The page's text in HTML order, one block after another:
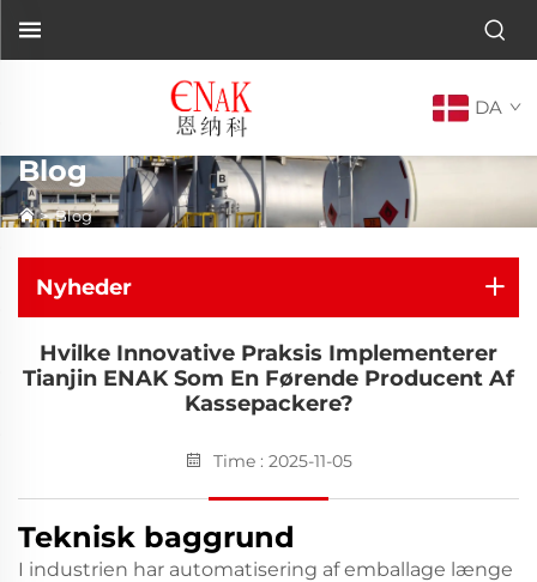
DA
Blog
>Blog
Nyheder
Hvilke Innovative Praksis Implementerer
Tianjin ENAK Som En Førende Producent Af
Kassepackere?
Time : 2025-11-05
Teknisk baggrund
I industrien har automatisering af emballage længe